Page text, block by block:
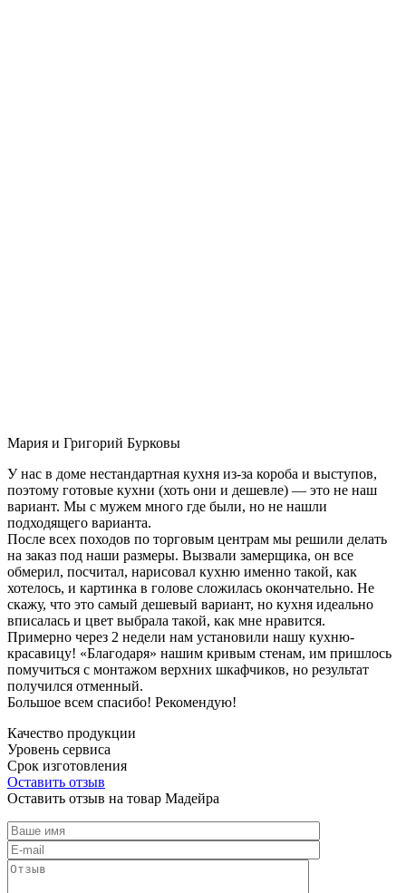
Мария и Григорий Бурковы
У нас в доме нестандартная кухня из-за короба и выступов,
поэтому готовые кухни (хоть они и дешевле) — это не наш
вариант. Мы с мужем много где были, но не нашли
подходящего варианта.
После всех походов по торговым центрам мы решили делать
на заказ под наши размеры. Вызвали замерщика, он все
обмерил, посчитал, нарисовал кухню именно такой, как
хотелось, и картинка в голове сложилась окончательно. Не
скажу, что это самый дешевый вариант, но кухня идеально
вписалась и цвет выбрала такой, как мне нравится.
Примерно через 2 недели нам установили нашу кухню-
красавицу! «Благодаря» нашим кривым стенам, им пришлось
помучиться с монтажом верхних шкафчиков, но результат
получился отменный.
Большое всем спасибо! Рекомендую!
Качество продукции
Уровень сервиса
Срок изготовления
Оставить отзыв
Оставить отзыв на товар Мадейра